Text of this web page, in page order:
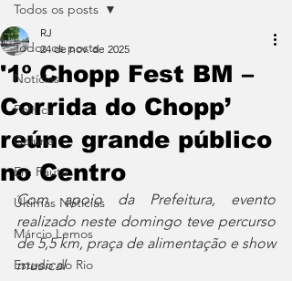
Todos os posts
Notícias
Política
Coluna
Em Pauta
Últimas Notícias
Márcio Lemos
Estado do Rio
Todos os posts
'1º Chopp Fest BM –
Corrida do Chopp’
reúne grande público
no Centro
RJ
24 de nov. de 2025
Com apoio da Prefeitura, evento
realizado neste domingo teve percurso
de 5,5 km, praça de alimentação e show
musical